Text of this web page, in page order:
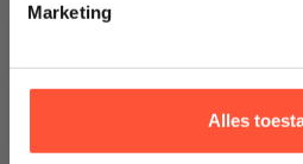
Marketing
Alles